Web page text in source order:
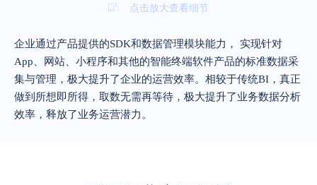
点击放大查看细节
企业通过产品提供的SDK和数据管理模块能力， 实现针对
App、网站、小程序和其他的智能终端软件产品的标准数据采
集与管理，极大提升了企业的运营效率。相较于传统BI，真正
做到所想即所得，取数无需再等待，极大提升了业务数据分析
效率，释放了业务运营潜力。